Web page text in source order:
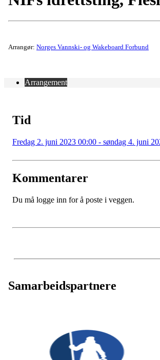
Arrangør: Norges Vannski- og Wakeboard Forbund
Arrangement
Tid
Fredag 2. juni 2023 00:00 - søndag 4. juni
Kommentarer
Du må logge inn for å poste i veggen.
Samarbeidspartnere